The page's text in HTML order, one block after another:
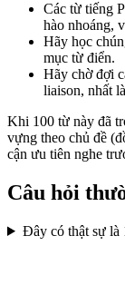
Các từ tiếng
hào nhoáng,
Hãy học
mục từ điển.
Hãy chờ đợi
liaison, nhất
Khi 100 từ này đã
vựng theo chủ đề
cận ưu tiên nghe
Câu hỏi
Đây có thật sự là